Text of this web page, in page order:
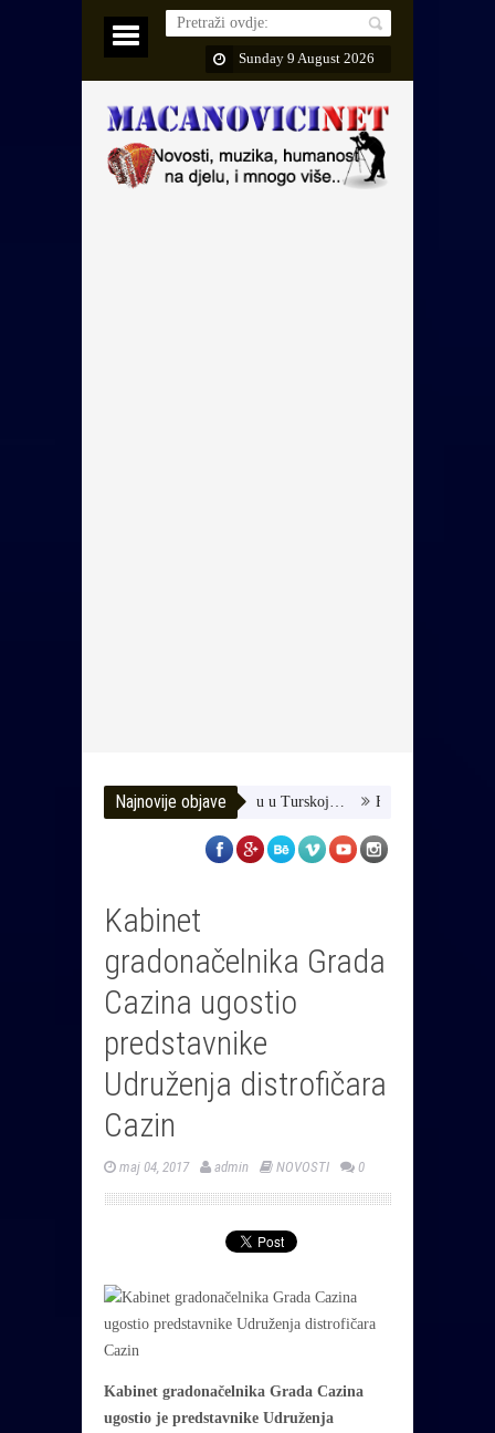
Sunday 9 August 2026
Najnovije objave
joj da dobije terapiju u Turskoj… HUSE TATAREVIĆ
Kabinet
gradonačelnika Grada
Cazina ugostio
predstavnike
Udruženja distrofičara
Cazin
maj 04, 2017 admin NOVOSTI 0
Kabinet gradonačelnika Grada Cazina
ugostio je predstavnike Udruženja